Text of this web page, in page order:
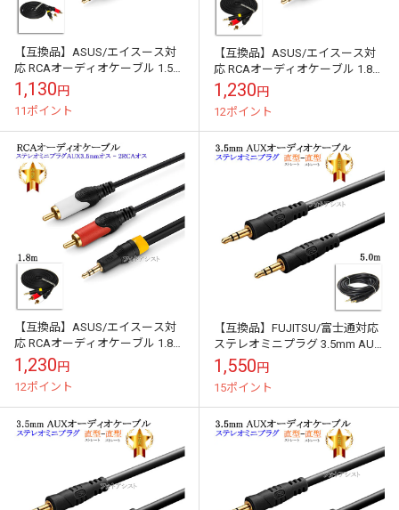
【互換品】ASUS/エイスース対
応 RCAオーディオケーブル 1.5m
(ステレオミニプラグAUX3.5mm
オス - 2RCAオス...
1,130円
11ポイント
【互換品】ASUS/エイスース対
応 RCAオーディオケーブル 1.8m
(ステレオミニプラグAUX3.5mm
オス - 2RCAオス...
1,230円
12ポイント
【互換品】ASUS/エイスース対
応 RCAオーディオケーブル 1.8m
(ステレオミニプラグAUX3.5mm
オス - 2RCAオス...
1,230円
12ポイント
【互換品】FUJITSU/富士通対応
ステレオミニプラグ 3.5mm AUX
オーディオケーブル 5.0m 直型-
直型 Part...
1,550円
15ポイント